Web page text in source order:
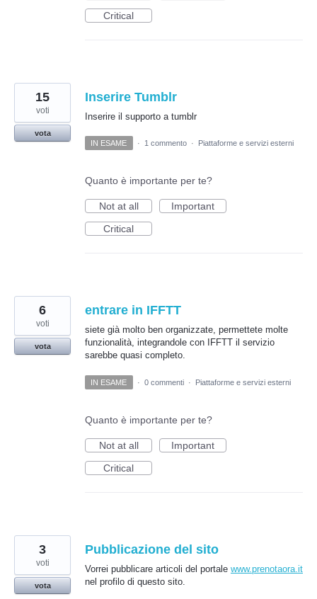
Critical
Inserire Tumblr
Inserire il supporto a tumblr
15
voti
vota
IN ESAME
· 1 commento · Piattaforme e servizi esterni
Quanto è importante per te?
Not at all
Important
Critical
entrare in IFFTT
siete già molto ben organizzate, permettete molte
funzionalità, integrandole con IFFTT il servizio
sarebbe quasi completo.
6
voti
vota
IN ESAME · 0 commenti · Piattaforme e servizi esterni
Quanto è importante per te?
Not at all
Important
Critical
Pubblicazione del sito
Vorrei pubblicare articoli del portale www.prenotaora.it
nel profilo di questo sito.
3
voti
vota